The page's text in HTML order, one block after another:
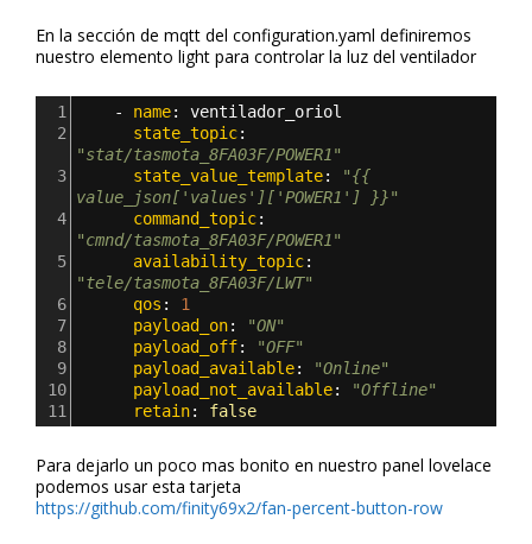
En la sección de mqtt del configuration.yaml definiremos
nuestro elemento light para controlar la luz del ventilador
1 - name: ventilador_oriol
2
state_topic
"stat/tasmota_8FA03F/POWER1"
3
state_value_template:
"{{
value_json['values']['POWER1'] }}"
4
command_topic
"cmnd/tasmota_8FA03F/POWER1"
5
availability_topic
"tele/tasmota_8FA03F/LWT"
6
qos : 1
7
payload_on:
"ON"
8
payload_off:
"OFF"
9
payload_available:
"Online"
10
payload_not_available:
"Offline"
11
retain: false
Para dejarlo un poco mas bonito en nuestro panel lovelace
podemos usar esta tarjeta
https://github.com/finity69x2/fan-percent-button-row